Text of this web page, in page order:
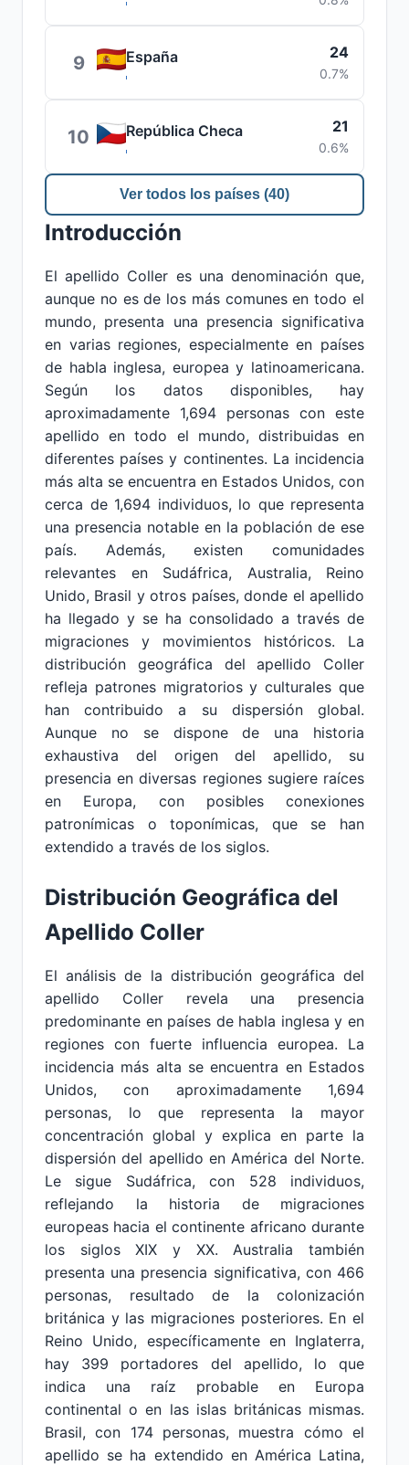
9 España 24
0.7%
10 República Checa 21
0.6%
Ver todos los países (40)
Introducción
El apellido Coller es una denominación que,
aunque no es de los más comunes en todo el
mundo, presenta una presencia significativa
en varias regiones, especialmente en países
de habla inglesa, europea y latinoamericana.
Según los datos disponibles, hay
aproximadamente 1,694 personas con este
apellido en todo el mundo, distribuidas en
diferentes países y continentes. La incidencia
más alta se encuentra en Estados Unidos, con
cerca de 1,694 individuos, lo que representa
una presencia notable en la población de ese
país. Además, existen comunidades
relevantes en Sudáfrica, Australia, Reino
Unido, Brasil y otros países, donde el apellido
ha llegado y se ha consolidado a través de
migraciones y movimientos históricos. La
distribución geográfica del apellido Coller
refleja patrones migratorios y culturales que
han contribuido a su dispersión global.
Aunque no se dispone de una historia
exhaustiva del origen del apellido, su
presencia en diversas regiones sugiere raíces
en Europa, con posibles conexiones
patronímicas o toponímicas, que se han
extendido a través de los siglos.
Distribución Geográfica del
Apellido Coller
El análisis de la distribución geográfica del
apellido Coller revela una presencia
predominante en países de habla inglesa y en
regiones con fuerte influencia europea. La
incidencia más alta se encuentra en Estados
Unidos, con aproximadamente 1,694
personas, lo que representa la mayor
concentración global y explica en parte la
dispersión del apellido en América del Norte.
Le sigue Sudáfrica, con 528 individuos,
reflejando la historia de migraciones
europeas hacia el continente africano durante
los siglos XIX y XX. Australia también
presenta una presencia significativa, con 466
personas, resultado de la colonización
británica y las migraciones posteriores. En el
Reino Unido, específicamente en Inglaterra,
hay 399 portadores del apellido, lo que
indica una raíz probable en Europa
continental o en las islas británicas mismas.
Brasil, con 174 personas, muestra cómo el
apellido se ha extendido en América Latina,